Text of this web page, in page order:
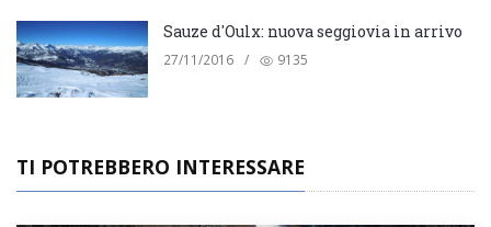
Sauze d'Oulx: nuova seggiovia in arrivo
27/11/2016 / 9135
TI POTREBBERO INTERESSARE